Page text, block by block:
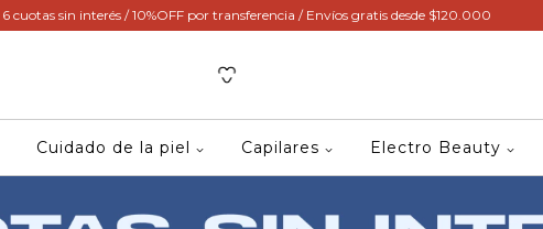
cuotas sin interés / 10%OFF por transferencia / Envíos gratis desde $120.000
Cuidado de la piel Capilares Electro Beauty